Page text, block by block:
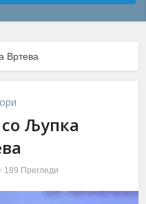
Вртева
со Љупка
189 Прегледи